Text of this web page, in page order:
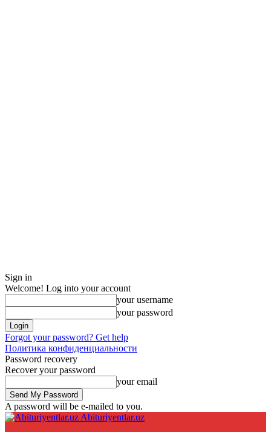
Sign in
Welcome! Log into your account
your username
your password
Forgot your password? Get help
Политика конфиденциальности
Password recovery
Recover your password
your email
A password will be e-mailed to you.
Abituriyentlar.uz